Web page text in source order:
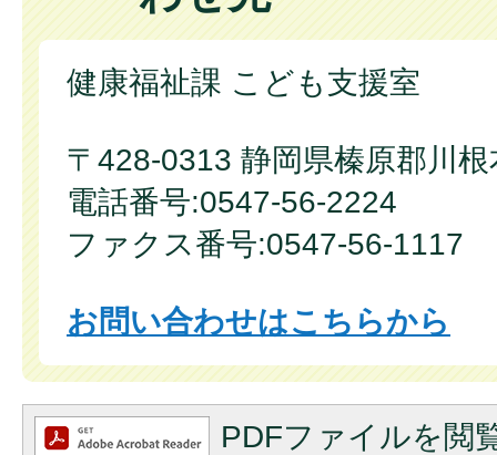
健康福祉課 こども支援室
〒428-0313 静岡県榛原郡川
電話番号:0547-56-2224
ファクス番号:0547-56-1117
お問い合わせはこちらから
PDFファイルを閲